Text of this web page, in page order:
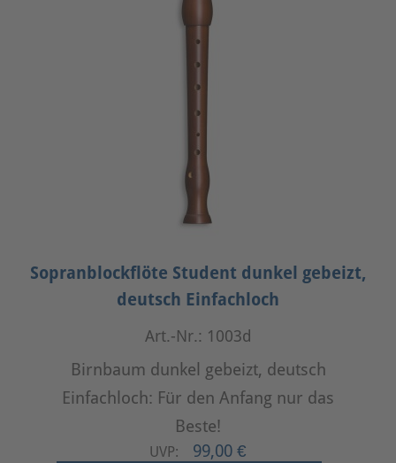
Sopranblockflöte Student dunkel gebeizt,
deutsch Einfachloch
Art.-Nr.: 1003d
Birnbaum dunkel gebeizt, deutsch
Einfachloch: Für den Anfang nur das
Beste!
UVP: 99,00 €